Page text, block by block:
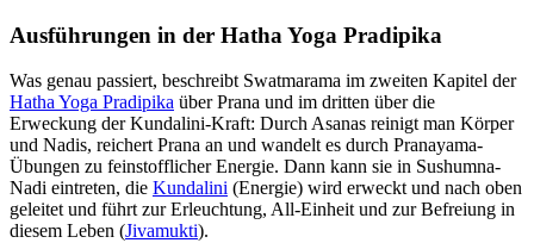
Ausführungen in der Hatha Yoga Pradipika
Was genau passiert, beschreibt Swatmarama im zweiten Kapitel der
Hatha Yoga Pradipika über Prana und im dritten über die
Erweckung der Kundalini-Kraft: Durch Asanas reinigt man Körper
und Nadis, reichert Prana an und wandelt es durch Pranayama-
Übungen zu feinstofflicher Energie. Dann kann sie in Sushumna-
Nadi eintreten, die Kundalini (Energie) wird erweckt und nach oben
geleitet und führt zur Erleuchtung, All-Einheit und zur Befreiung in
diesem Leben (Jivamukti).